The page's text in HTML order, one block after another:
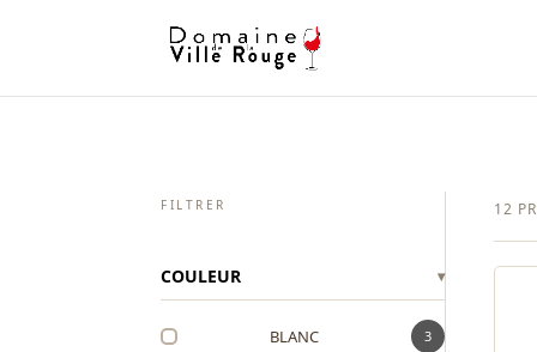
FILTRER
COULEUR ▾
BLANC 3
12